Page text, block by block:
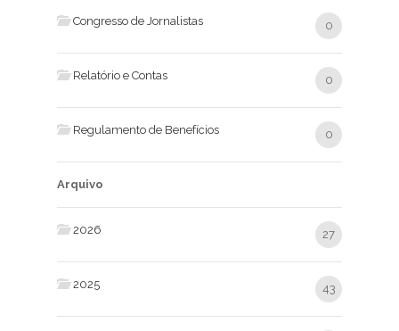
Congresso de Jornalistas 0
Relatório e Contas 0
Regulamento de Benefícios 0
Arquivo
2026 27
2025 43